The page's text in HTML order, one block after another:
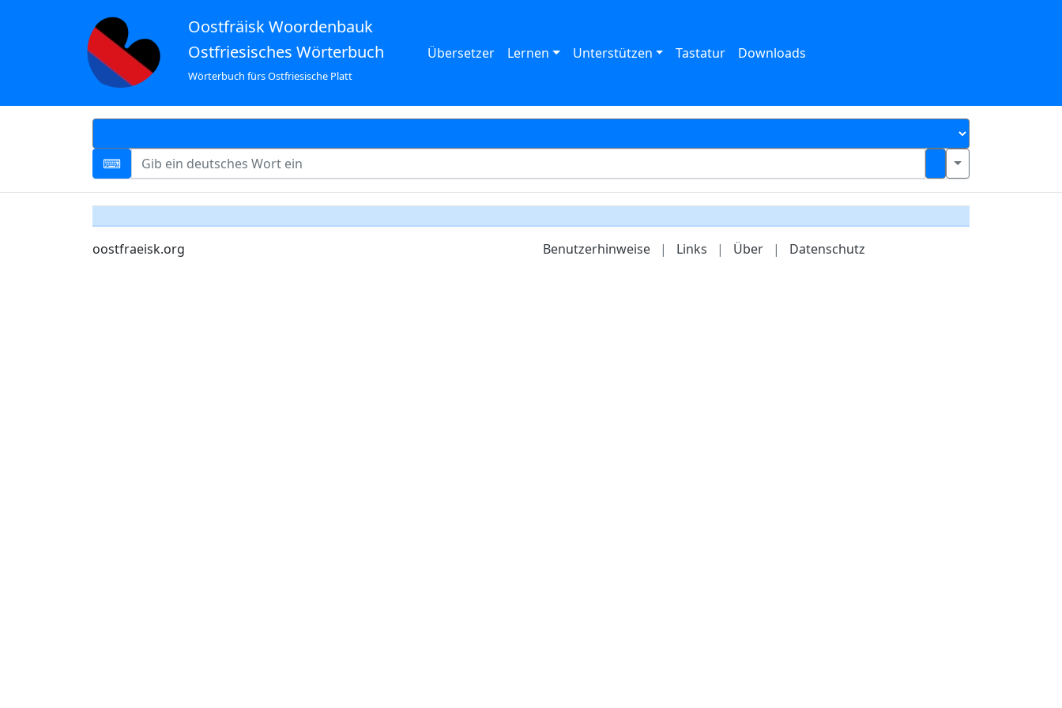
Oostfräisk Woordenbauk
Ostfriesisches Wörterbuch
Wörterbuch fürs Ostfriesische Platt
Übersetzer Lernen Unterstützen Tastatur Downloads
oostfraeisk.org Benutzerhinweise | Links | Über | Datenschutz